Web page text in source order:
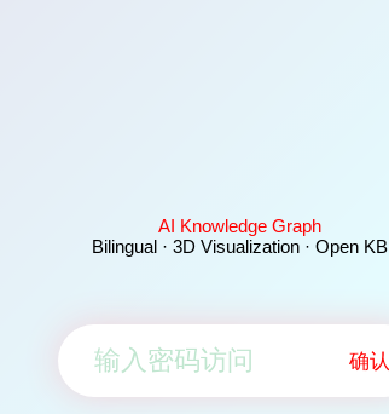
AI Knowledge Graph
Bilingual · 3D Visualization · Open KB
确认